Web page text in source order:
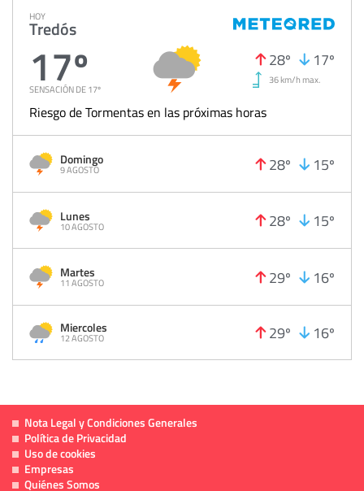
HOY
Tredós
17º
SENSACIÓN DE 17º
28º 17º
36 km/h max.
Riesgo de Tormentas en las próximas horas
Domingo
9 AGOSTO 28º 15º
Lunes
10 AGOSTO 28º 15º
Martes
11 AGOSTO 29º 16º
Miercoles
12 AGOSTO 29º 16º
Nota Legal y Condiciones Generales
Política de Privacidad
Uso de cookies
Empresas
Quiénes Somos